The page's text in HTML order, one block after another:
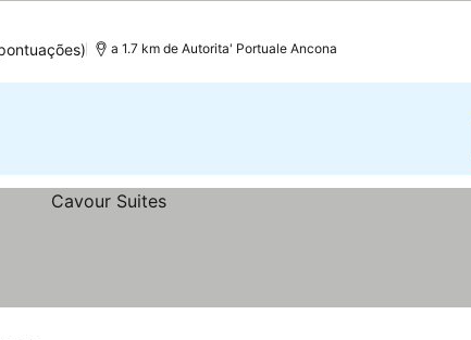
a 1.7 km de Autorita' Portuale Ancona